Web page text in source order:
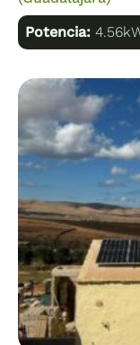
Potencia: